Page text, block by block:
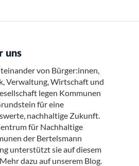
uns
von Bürger:innen,
Verwaltung, Wirtschaft und
legen Kommunen
für eine
nachhaltige Zukunft.
für Nachhaltige
der Bertelsmann
unterstützt sie auf diesem
dazu auf unserem Blog.